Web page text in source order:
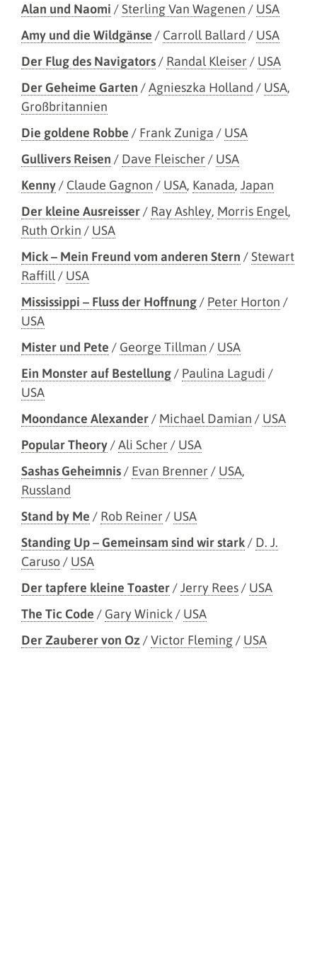
Alan und Naomi /Sterling Van Wagenen / USA
Amy und die Wildgänse / Carroll Ballard / USA
Der Flug des Navigators/ Randal Kleiser / USA
Der Geheime Garten /Agnieszka Holland / USA,
Großbritannien
Die goldene Robbe / Frank Zuniga / USA
Gullivers Reisen / Dave Fleischer / USA
Kenny/ Claude Gagnon / USA, Kanada, Japan
Der kleine Ausreisser/ Ray Ashley, Morris Engel,
Ruth Orkin / USA
Mick – Mein Freund vom anderen Stern /Stewart
Raffill/ USA
Mississippi – Fluss der Hoffnung/ Peter Horton /
USA
Mister und Pete / George Tillman / USA
Ein Monster auf Bestellung/ Paulina Lagudi /
USA
Moondance Alexander/ Michael Damian / USA
Popular Theory/Ali Scher / USA
Sashas Geheimnis/ Evan Brenner / USA,
Russland
Stand by Me / Rob Reiner / USA
Standing Up – Gemeinsam sind wir stark/ D. J.
Caruso/ USA
Der tapfere kleine Toaster/Jerry Rees/ USA
The Tic Code / Gary Winick / USA
Der Zauberer von Oz /Victor Fleming/ USA